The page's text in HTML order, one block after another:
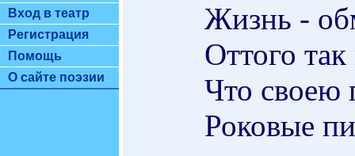
Вход в театр
Регистрация
Помощь
О сайте поэзии
Жизнь -
Оттого
Что своею
Роковые